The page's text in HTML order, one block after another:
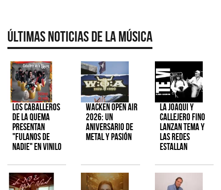
Últimas Noticias de la Música
Los Caballeros
de la Quema
presentan
"Fulanos de
Nadie" en vinilo
Wacken Open Air
2026: Un
aniversario de
metal y pasión
La Joaqui y
Callejero Fino
lanzan tema y
las redes
estallan